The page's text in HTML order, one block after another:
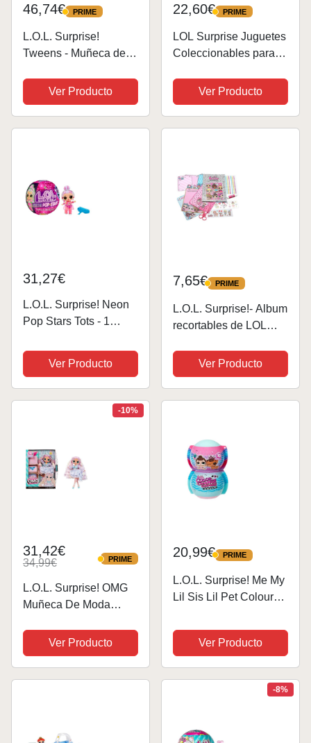
46,74€ PRIME
PRIME
L.O.L. Surprise!
Tweens - Muñeca de
Más de 10 Sorpresas y
Fabulosos Accesorios
- para Niños +4 Años
Ver Producto
22,60€ PRIME
PRIME
LOL Surprise Juguetes
Coleccionables para
Sorpresas y
Accesorios , Tiny Toys
Serie 1
Ver Producto
31,27€
L.O.L. Surprise! Neon
Pop Stars Tots - 1
Sorpresas
Retroiluminadas,
Embalaje Ciego, 7
Muñecas para
Accesorios...
Ver Producto
7,65€ PRIME
PRIME
L.O.L. Surprise!- Album
recortables de LOL
única (New Import 1)
Ver Producto
-10%
31,42€
34,99€ PRIME
PRIME
L.O.L. Surprise! OMG
Muñeca De Moda
Sorpresas - Muñeca
Que Incluye Moda Y
Accesorios con
Ver Producto
20,99€ PRIME
PRIME
L.O.L. Surprise! Me My
Lil Sis Lil Pet Colour
Muñecas - Surtido - 2
muñecas con 10
Incluyen Ropa,
Accesorios y Cambio
Ver Producto
-8%